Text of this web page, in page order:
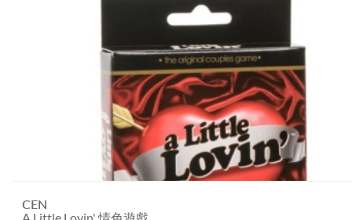
CEN